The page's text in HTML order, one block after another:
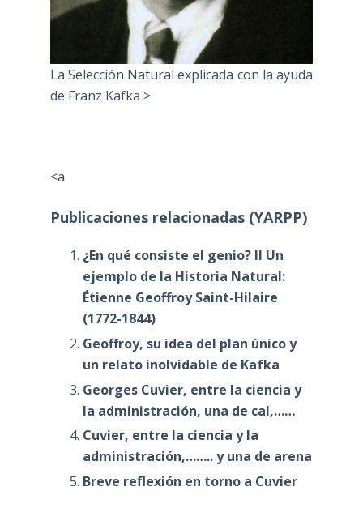
La Selección Natural explicada con la ayuda
de Franz Kafka >
<a
Publicaciones relacionadas (YARPP)
¿En qué consiste el genio? II Un
ejemplo de la Historia Natural:
Étienne Geoffroy Saint-Hilaire
(1772-1844)
Geoffroy, su idea del plan único y
un relato inolvidable de Kafka
Georges Cuvier, entre la ciencia y
la administración, una de cal,……
Cuvier, entre la ciencia y la
administración,…….. y una de arena
Breve reflexión en torno a Cuvier